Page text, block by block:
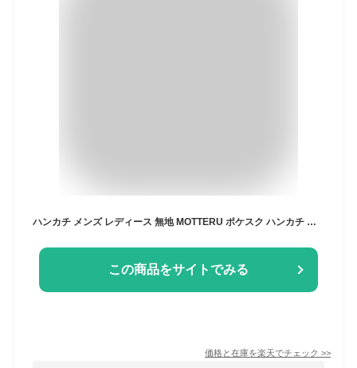
ハンカチ メンズ レディース 無地 MOTTERU ポケスク ハンカチ ヘミング MO-2002 男女兼用 ユニセックス ポリエステル 抗菌 防臭 プリーツ加工
この商品をサイトでみる
価格と在庫を楽天でチェック >>